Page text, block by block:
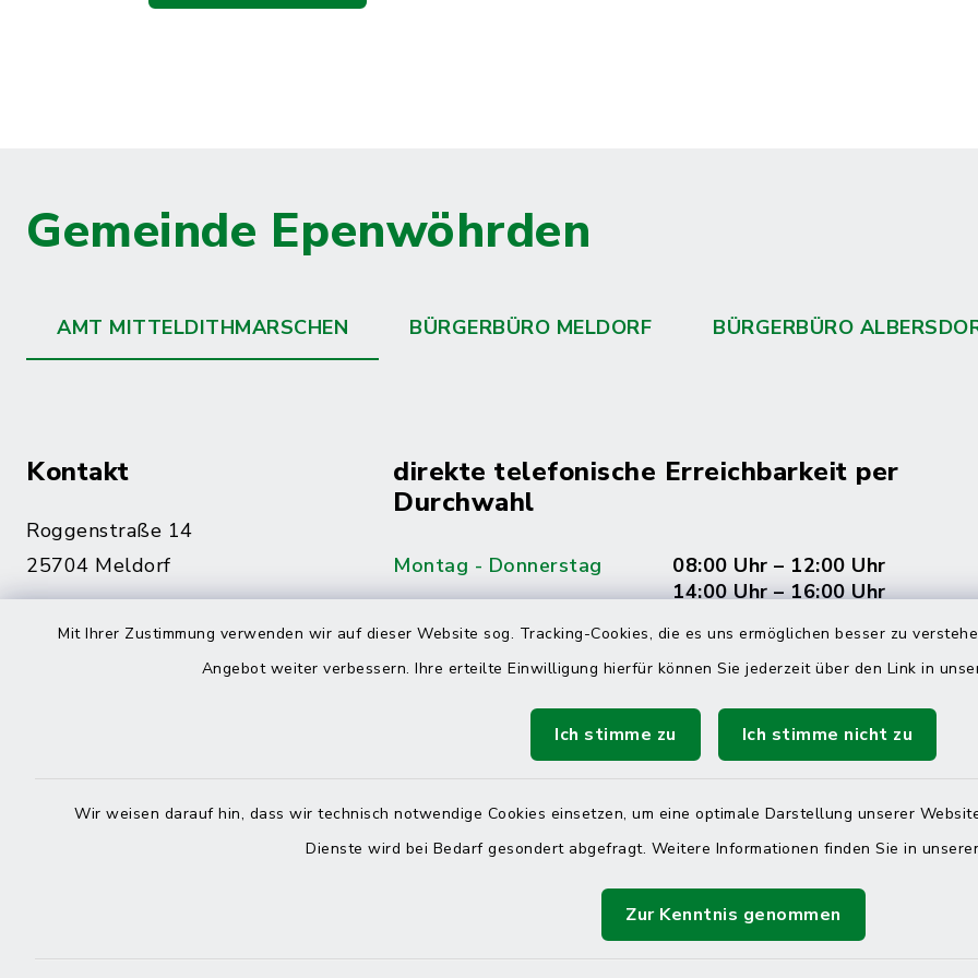
Mit Ihrer Zustimmung verwenden wir auf dieser Website sog. Tracking-Cookies, die es uns ermöglichen besser zu
Angebot weiter verbessern. Ihre erteilte Einwilligung hierfür können Sie jederzeit über den Link in
Ich stimme zu Ich stimme nicht zu
Wir weisen darauf hin, dass wir technisch notwendige Cookies einsetzen, um eine optimale Darstellung unserer
Dienste wird bei Bedarf gesondert abgefragt. Weitere Informationen finden Sie in
Zur Kenntnis genommen
Gemeinde Epenwöhrden
AMT MITTELDITHMARSCHEN BÜRGERBÜRO MELDORF BÜRGERBÜRO
Kontakt
Roggenstraße 14
25704 Meldorf
04832 6065-215
direkte telefonische Erreichbarkeit per
Durchwahl
Montag - Donnerstag
08:00 Uhr – 12:00 Uhr
14:00 Uhr – 16:00 Uhr
Freitag
08:00 Uhr – 12:00 Uhr
Online-Terminvereinbarung
Haben Sie ein dringendes Anliegen, finden aber online
keinen zeitnahen Termin? Rufen Sie uns gerne unter der
Telefonnummer 04832 6065 0 an!